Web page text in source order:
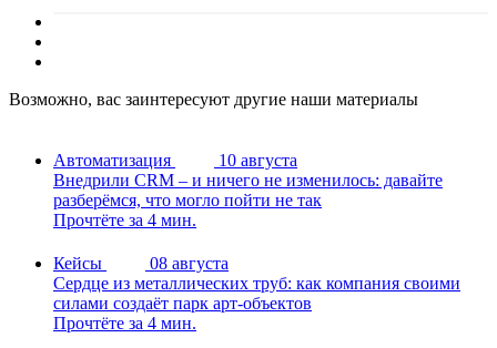
Возможно, вас заинтересуют другие наши материалы
Автоматизация
10 августа
Внедрили CRM – и ничего не изменилось: давайте
разберёмся, что могло пойти не так
Прочтёте за 4 мин.
Кейсы
08 августа
Сердце из металлических труб: как компания своими
силами создаёт парк арт-объектов
Прочтёте за 4 мин.